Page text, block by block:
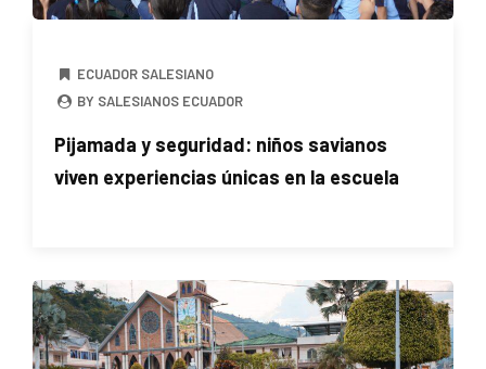
ECUADOR SALESIANO
BY SALESIANOS ECUADOR
Pijamada y seguridad: niños savianos
viven experiencias únicas en la escuela